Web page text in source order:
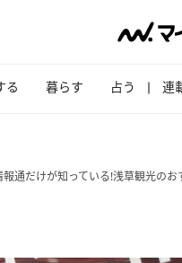
る 暮らす 占う 連
通だけが知っている!浅草観光の